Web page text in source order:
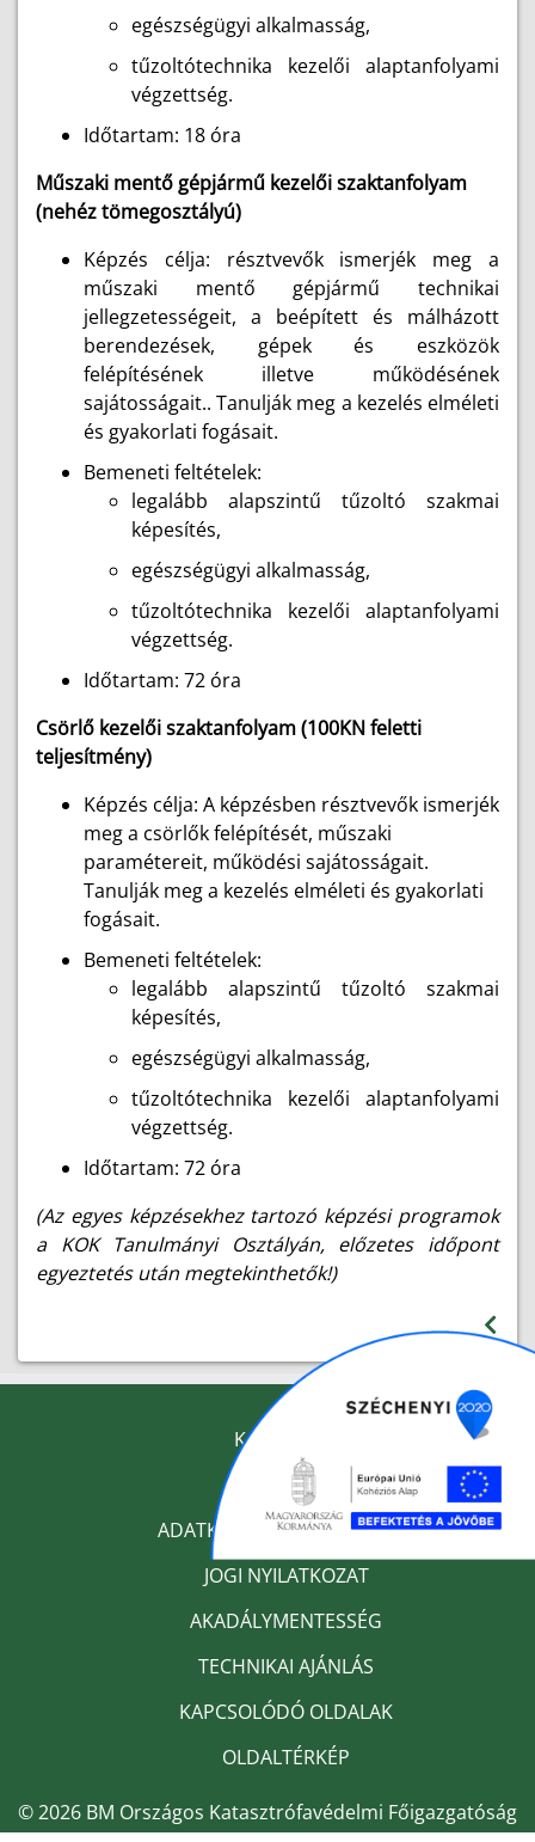
egészségügyi alkalmasság,
tűzoltótechnika kezelői alaptanfolyami
végzettség.
Időtartam: 18 óra
Műszaki mentő gépjármű kezelői szaktanfolyam
(nehéz tömegosztályú)
Képzés célja: résztvevők ismerjék meg a
műszaki mentő gépjármű technikai
jellegzetességeit, a beépített és málházott
berendezések, gépek és eszközök
felépítésének illetve működésének
sajátosságait.. Tanulják meg a kezelés elméleti
és gyakorlati fogásait.
Bemeneti feltételek:
legalább alapszintű tűzoltó szakmai
képesítés,
egészségügyi alkalmasság,
tűzoltótechnika kezelői alaptanfolyami
végzettség.
Időtartam: 72 óra
Csörlő kezelői szaktanfolyam (100KN feletti
teljesítmény)
Képzés célja: A képzésben résztvevők ismerjék
meg a csörlők felépítését, műszaki
paramétereit, működési sajátosságait.
Tanulják meg a kezelés elméleti és gyakorlati
fogásait.
Bemeneti feltételek:
legalább alapszintű tűzoltó szakmai
képesítés,
egészségügyi alkalmasság,
tűzoltótechnika kezelői alaptanfolyami
végzettség.
Időtartam: 72 óra
(Az egyes képzésekhez tartozó képzési programok
a KOK Tanulmányi Osztályán, előzetes időpont
egyeztetés után megtekinthetők!)
KAPCSOLAT
IMPRESSZUM
ADATKEZELÉSI TÁJÉKOZTATÓ
JOGI NYILATKOZAT
AKADÁLYMENTESSÉG
TECHNIKAI AJÁNLÁS
KAPCSOLÓDÓ OLDALAK
OLDALTÉRKÉP
© 2026 BM Országos Katasztrófavédelmi Főigazgatóság